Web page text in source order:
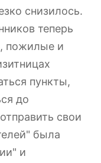
снизилось.
теперь
пожилые и
пункты,
до
свои
была
и